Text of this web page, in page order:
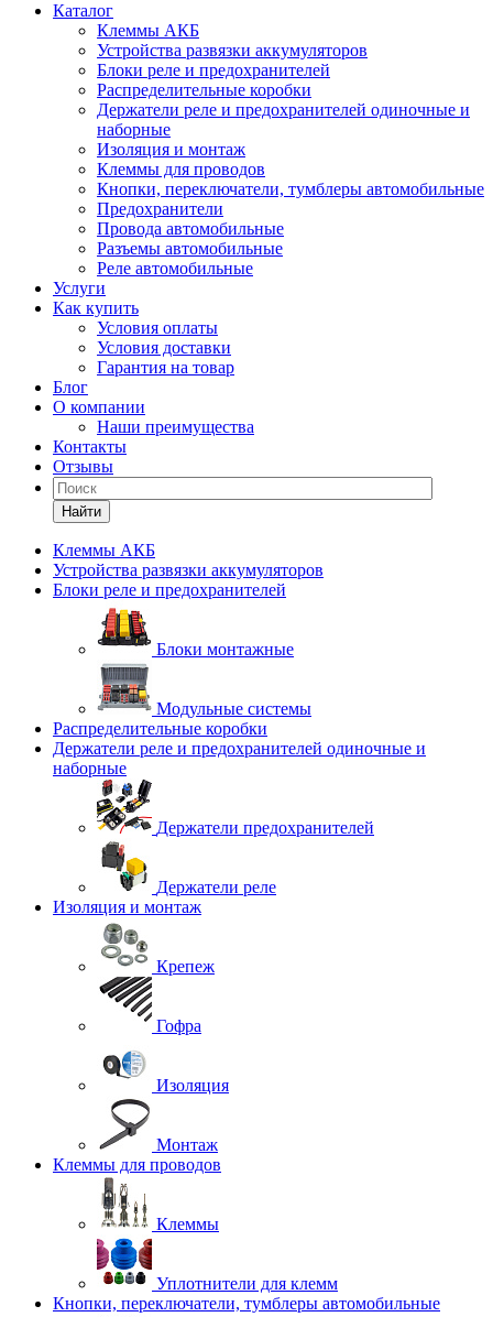
Каталог
Клеммы АКБ
Устройства развязки аккумуляторов
Блоки реле и предохранителей
Распределительные коробки
Держатели реле и предохранителей одиночные и
наборные
Изоляция и монтаж
Клеммы для проводов
Кнопки, переключатели, тумблеры автомобильные
Предохранители
Провода автомобильные
Разъемы автомобильные
Реле автомобильные
Услуги
Как купить
Условия оплаты
Условия доставки
Гарантия на товар
Блог
О компании
Наши преимущества
Контакты
Отзывы
Найти
Клеммы АКБ
Устройства развязки аккумуляторов
Блоки реле и предохранителей
Блоки монтажные
Модульные системы
Распределительные коробки
Держатели реле и предохранителей одиночные и
наборные
Держатели предохранителей
Держатели реле
Изоляция и монтаж
Крепеж
Гофра
Изоляция
Монтаж
Клеммы для проводов
Клеммы
Уплотнители для клемм
Кнопки, переключатели, тумблеры автомобильные